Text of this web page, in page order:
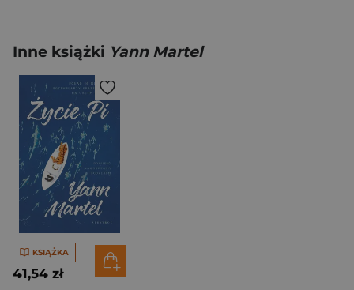
Inne książki Yann Martel
KSIĄŻKA
41,54 zł